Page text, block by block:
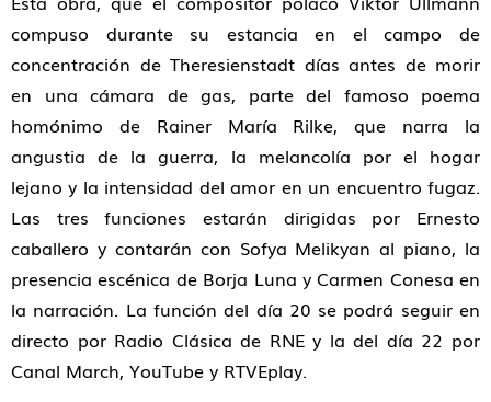
compuso durante su estancia en el campo de
concentración de Theresienstadt días antes de morir
en una cámara de gas, parte del famoso poema
homónimo de Rainer María Rilke, que narra la
angustia de la guerra, la melancolía por el hogar
lejano y la intensidad del amor en un encuentro fugaz.
Las tres funciones estarán dirigidas por Ernesto
caballero y contarán con Sofya Melikyan al piano, la
presencia escénica de Borja Luna y Carmen Conesa en
la narración. La función del día 20 se podrá seguir en
directo por Radio Clásica de RNE y la del día 22 por
Canal March, YouTube y RTVEplay.